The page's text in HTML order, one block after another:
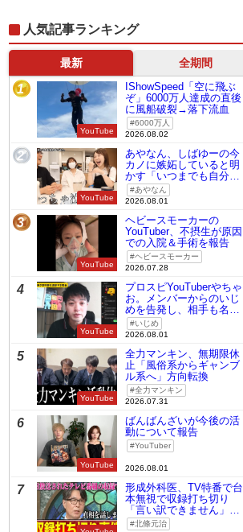
人気記事ランキング
最新 全期間
1
YouTube
IShowSpeed「空に飛ぶ
ぞ」6000万人達成の直後
に風船破裂→落下流血
6000万人
2026.08.02
2
YouTube
あやなん、しばゆーの今
カノに嫉妬していると明
かす「いつまでも自分の
ものみたいに…」
あやなん
2026.08.01
3
YouTube
ヘビースモーカーの
YouTuber、不摂生が原因
での入院＆手術を報告
ヘビースモーカー
2026.07.28
4
YouTube
プロスピYouTuberやちゃ
お。メンバーからのいじ
めを告発し、相手も名指
しで批判
いじめ
2026.08.01
5
YouTube
全力マンキン、無期限休
止「風俗系からギャンブ
ル系へ」方向転換
全力マンキン
2026.07.31
6
YouTube
ばんばんざいが今後の活
動について報告
YouTuber
2026.08.01
7
形成外科医、TV特番で台
本無視で収録打ち切り
「言い訳できません」と
謝罪北條元治